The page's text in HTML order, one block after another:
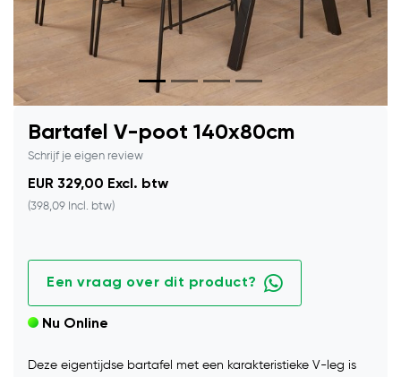
Bartafel V-poot 140x80cm
Schrijf je eigen review
EUR 329,00 Excl. btw
(398,09 Incl. btw)
Een vraag over dit product?
Nu Online
Deze eigentijdse bartafel met een karakteristieke V-leg is